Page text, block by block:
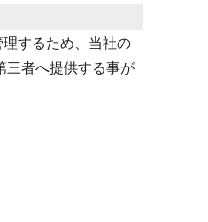
するため、当社の
三者へ提供する事が